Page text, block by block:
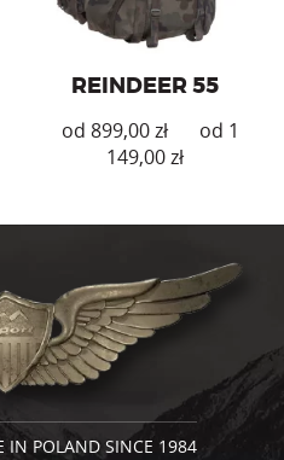
REINDEER 55
zł
zł
ma
wariantów.
Opcje
można
stronie
produktu
IN POLAND SINCE 1984